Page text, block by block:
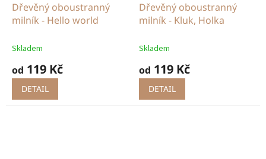
Dřevěný oboustranný
milník - Hello world
Skladem
od 119 Kč
DETAIL
Dřevěný oboustranný
milník - Kluk, Holka
Skladem
od 119 Kč
DETAIL